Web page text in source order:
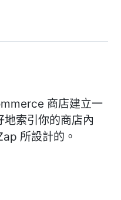
商店建立一
索引你的商店內
所設計的。